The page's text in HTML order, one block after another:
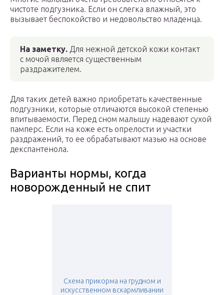
чистоте подгузника. Если он слегка влажный, это
вызывает беспокойство и недовольство младенца.
На заметку. Для нежной детской кожи контакт
с мочой является существенным
раздражителем.
Для таких детей важно приобретать качественные
подгузники, которые отличаются высокой степенью
впитываемости. Перед сном малышу надевают сухой
памперс. Если на коже есть опрелости и участки
раздражений, то ее обрабатывают мазью на основе
декспантенола.
Варианты нормы, когда
новорожденный не спит
Схема прикорма на грудном и
искусственном вскармливании